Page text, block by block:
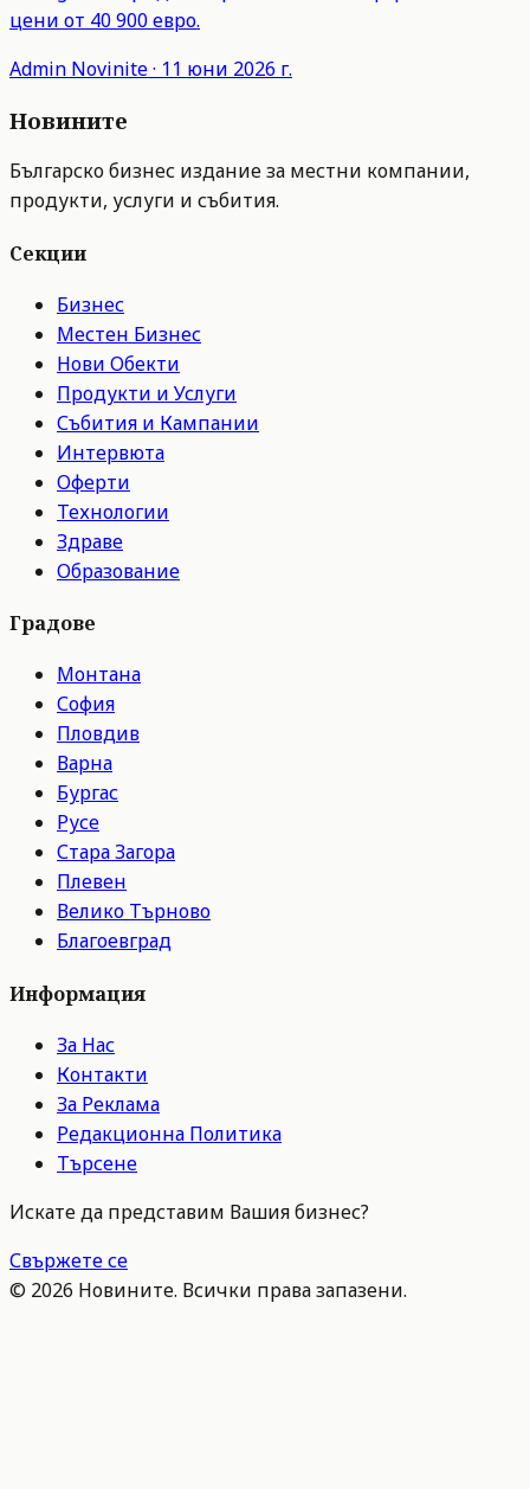
цени от 40 900 евро.
Admin Novinite· 11 юни 2026 г.
Новините
Българско бизнес издание за местни компании,
продукти, услуги и събития.
Секции
Бизнес
Местен Бизнес
Нови Обекти
Продукти и Услуги
Събития и Кампании
Интервюта
Оферти
Технологии
Здраве
Образование
Градове
Монтана
София
Пловдив
Варна
Бургас
Русе
Стара Загора
Плевен
Велико Търново
Благоевград
Информация
За Нас
Контакти
За Реклама
Редакционна Политика
Търсене
Искате да представим Вашия бизнес?
Свържете се
© 2026 Новините. Всички права запазени.